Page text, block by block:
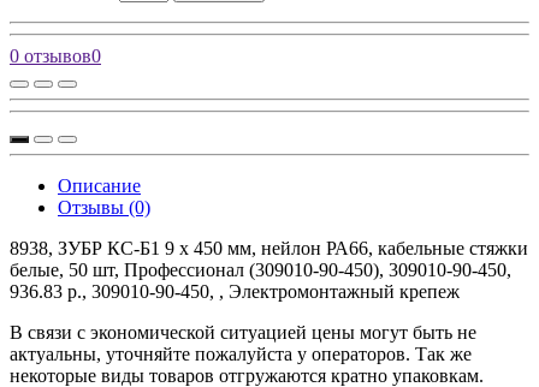
0 отзывов0
Описание
Отзывы (0)
8938, ЗУБР КС-Б1 9 x 450 мм, нейлон РА66, кабельные стяжки
белые, 50 шт, Профессионал (309010-90-450), 309010-90-450,
936.83 р., 309010-90-450, , Электромонтажный крепеж
В связи с экономической ситуацией цены могут быть не
актуальны, уточняйте пожалуйста у операторов. Так же
некоторые виды товаров отгружаются кратно упаковкам.